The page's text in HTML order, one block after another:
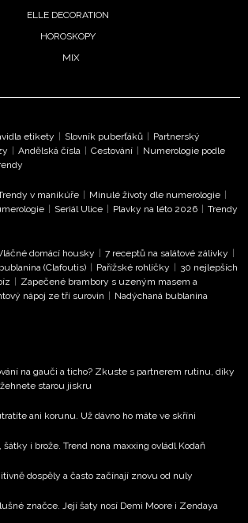
souhlasíte s
se seznámili seZásadami
a zasílání novinek.
dostávat i další zajímavé a exkluzivní
Extra s.r.o.
ELLE DECORATION
HOROSKOPY
MIX
etikety | Slovník puberťáků | Partnerský
| Andělská čísla | Cestování | Numerologie podle
v manikúře | Minulé životy dle numerologie |
| Seriál Ulice | Plavky na léto 2026 | Trendy
domácí housky | 7 receptů na salátové zálivky |
(Clafoutis) | Pařížské rohlíčky | 30 nejlepších
| Zapečené brambory s uzeným masem a
nápoj ze tří surovin | Nadýchaná bublanina
na gauči a ticho? Zkuste s partnerem rutinu, díky
starou jiskru
ani korunu. Už dávno ho máte ve skříni
i brože. Trend nona maxxing ovládl Kodaň
dospěly a často začínají znovu od nuly
značce. Její šaty nosí Demi Moore i Zendaya